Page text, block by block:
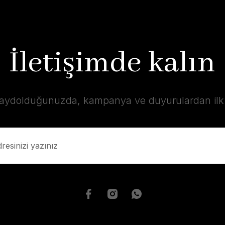
İletişimde kalın
kampanya ve duyurulardan